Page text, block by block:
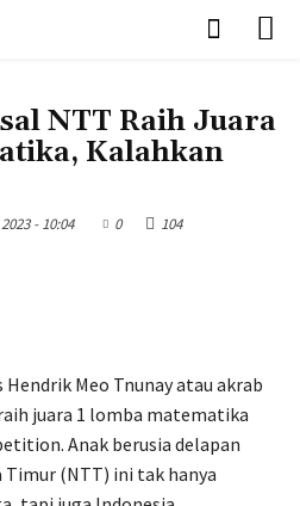
NTT Raih Juara
Kalahkan
- 10:04 0 104
Hendrik Meo Tnunay atau akrab
juara 1 lomba matematika
Anak berusia delapan
Timur (NTT) ini tak hanya